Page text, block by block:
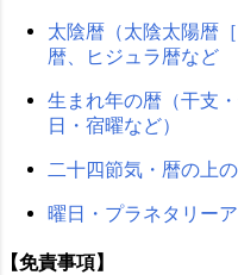
太陰暦（太陰太陽暦
暦、ヒジュラ暦など
生まれ年の暦（干支
日・宿曜など）
二十四節気・暦の上
曜日・プラネタリー
【免責事項】